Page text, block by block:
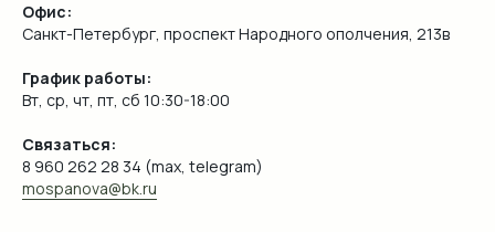
Офис:
Санкт-Петербург, проспект Народного ополчения, 213в
График работы:
Вт, ср, чт, пт, сб 10:30-18:00
Связаться:
8 960 262 28 34 (max, telegram)
mospanova@bk.ru